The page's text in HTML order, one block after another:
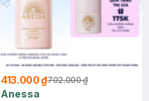
413.000 ₫702.000 ₫
Anessa